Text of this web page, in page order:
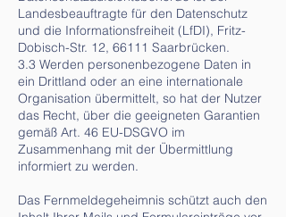
Landesbeauftragte für den Datenschutz
und die Informationsfreiheit (LfDI), Fritz-
Dobisch-Str. 12, 66111 Saarbrücken.
3.3 Werden personenbezogene Daten in
ein Drittland oder an eine internationale
Organisation übermittelt, so hat der Nutzer
das Recht, über die geeigneten Garantien
gemäß Art. 46 EU-DSGVO im
Zusammenhang mit der Übermittlung
informiert zu werden.
Das Fernmeldegeheimnis schützt auch den